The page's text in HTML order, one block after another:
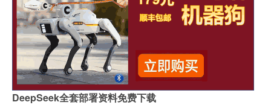
DeepSeek全套部署资料免费下载